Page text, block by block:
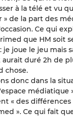
à la télé et vu
» de la part des
Ce qui
que HM soit
joue le jeu mais
duré 2h de
chose.
donc dans la
médiatique
« des
». Ce qui fait